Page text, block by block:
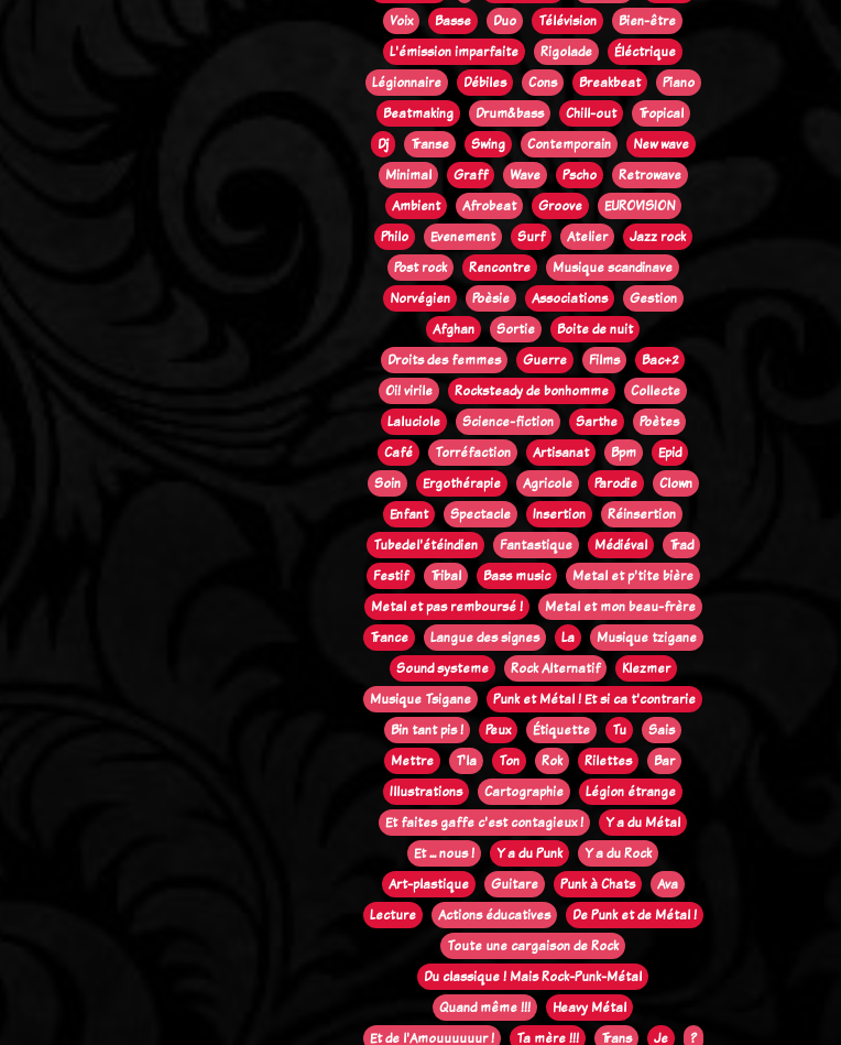
Voix
Basse Duo Télévision
Bien-être
L'émission imparfaite
Rigolade
Éléctrique
Légionnaire
Débiles Cons Breakbeat
Piano
Beatmaking
Drum&bass Chill-out
Tropical
Dj
Transe Swing Contemporain
New wave
Minimal
Graff Wave Pscho
Retrowave
Ambient
Afrobeat Groove
EUROVISION
Philo
Evenement Surf Atelier
Jazz rock
Post rock
Rencontre
Musique scandinave
Norvégien
Poèsie Associations
Gestion
Afghan
Sortie
Boite de nuit
Droits des femmes
Guerre Films
Bac+2
Oi! virile
Rocksteady de bonhomme
Collecte
Laluciole
Science-fiction Sarthe
Poètes
Café
Torréfaction Artisanat Bpm
Epid
Soin
Ergothérapie Agricole Parodie
Clown
Enfant
Spectacle Insertion
Réinsertion
Tubedel'étéindien
Fantastique Médiéval
Trad
Festif
Tribal Bass music
Metal et p'tite bière
Metal et pas remboursé !
Metal et mon beau-frère
Trance
Langue des signes La
Musique tzigane
Sound systeme
Rock Alternatif
Klezmer
Musique Tsigane
Punk et Métal ! Et si ca t'contrarie
Bin tant pis !
Peux Étiquette Tu
Sais
Mettre
T'la Ton Rok Rilettes
Bar
Illustrations
Cartographie
Légion étrange
Et faites gaffe c'est contagieux !
Y a du Métal
Et ... nous !
Y a du Punk
Y a du Rock
Art-plastique
Guitare Punk à Chats
Ava
Lecture
Actions éducatives
De Punk et de Métal !
Toute une cargaison de Rock
Du classique ! Mais Rock-Punk-Métal
Quand même !!!
Heavy Métal
Et de l'Amouuuuuur !
Ta mère !!! Trans Je ?